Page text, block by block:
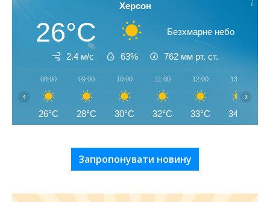
Херсон
26°C Безхмарне небо
2.4 м/с 63% 762 мм рт. ст.
08:00
26°C
09:00
28°C
10:00
30°C
11:00
32°C
12:00
33°C
13:00
34°C
‹ ›
Запропонувати новину